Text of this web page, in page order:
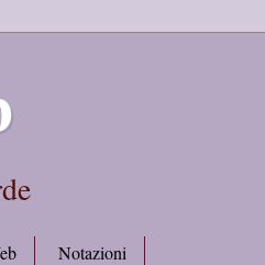
Notazioni